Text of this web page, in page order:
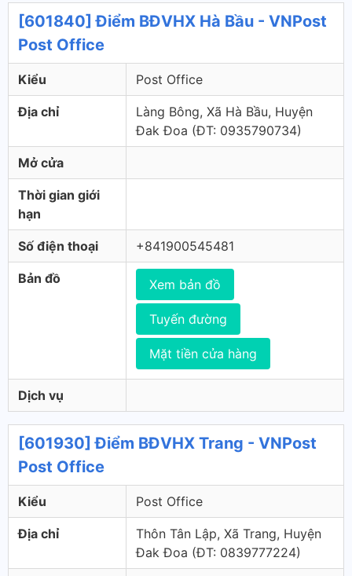
[601840] Điểm BĐVHX Hà Bầu - VNPost
Post Office
Kiểu Post Office
Địa chỉ
Làng Bông, Xã Hà Bầu, Huyện
Đak Đoa (ÐT: 0935790734)
Mở cửa
Thời gian giới
hạn
Số điện thoại +841900545481
Bản đồ Xem bản đồ
Tuyến đường
Mặt tiền cửa hàng
Dịch vụ
[601930] Điểm BĐVHX Trang - VNPost
Post Office
Kiểu Post Office
Địa chỉ
Thôn Tân Lập, Xã Trang, Huyện
Đak Đoa (ÐT: 0839777224)